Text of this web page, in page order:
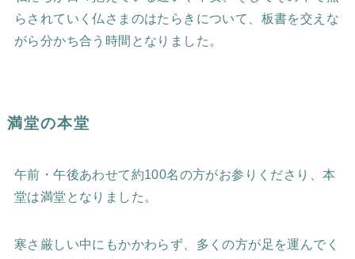
らされていく仏さまのはたらきについて、板書を交えな
がら分かち合う時間となりました。
満堂の本堂
午前・午後あわせて約100名の方がお参りくださり、本
堂は満堂となりました。
寒さ厳しい中にもかかわらず、多くの方が足を運んでく